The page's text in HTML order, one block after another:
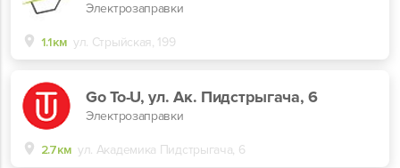
Электрозаправки
1.1км ул. Стрыйская, 199
Go To-U, ул. Ак. Пидстрыгача, 6
Электрозаправки
2.7км ул. Академика Пидстрыгача, 6